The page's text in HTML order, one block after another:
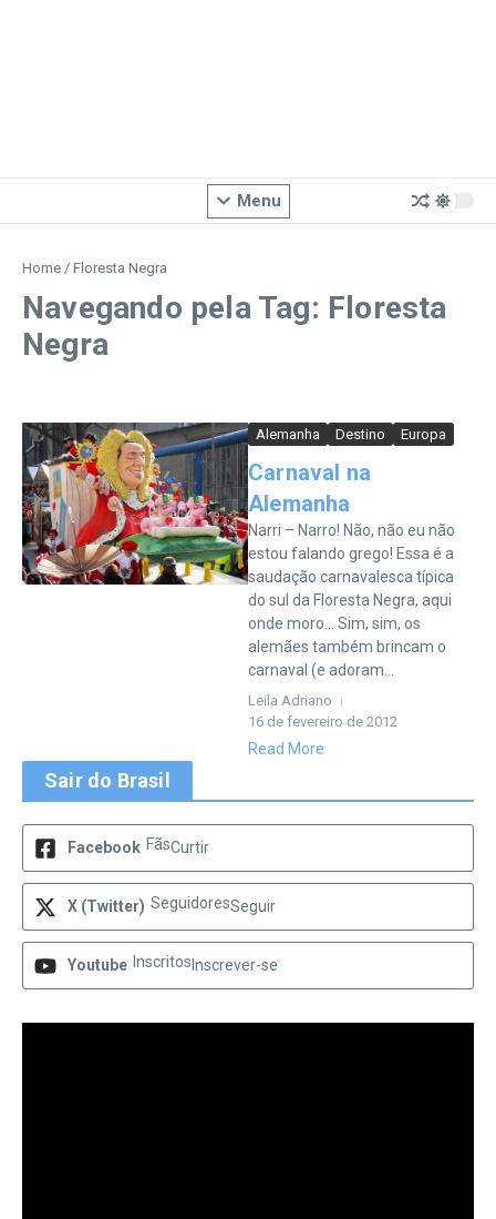
Menu
Home / Floresta Negra
Navegando pela Tag: Floresta
Negra
Alemanha Destino Europa
Carnaval na
Alemanha
Narri – Narro! Não, não eu não
estou falando grego! Essa é a
saudação carnavalesca típica
do sul da Floresta Negra, aqui
onde moro… Sim, sim, os
alemães também brincam o
carnaval (e adoram...
Leila Adriano
16 de fevereiro de 2012
Read More
Sair do Brasil
Facebook FãsCurtir
X (Twitter) SeguidoresSeguir
Youtube Inscritos Inscrever-se